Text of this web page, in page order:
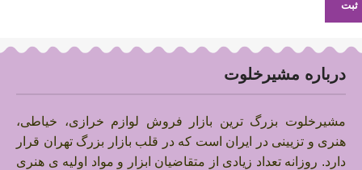
درباره مشیرخلوت
مشیرخلوت بزرگ ترین بازار فروش لوازم خرازی، خیاطی،
هنری و تزیینی در ایران است که در قلب بازار بزرگ تهران قرار
دارد. روزانه تعداد زیادی از متقاضیان ابزار و مواد اولیه ی هنری